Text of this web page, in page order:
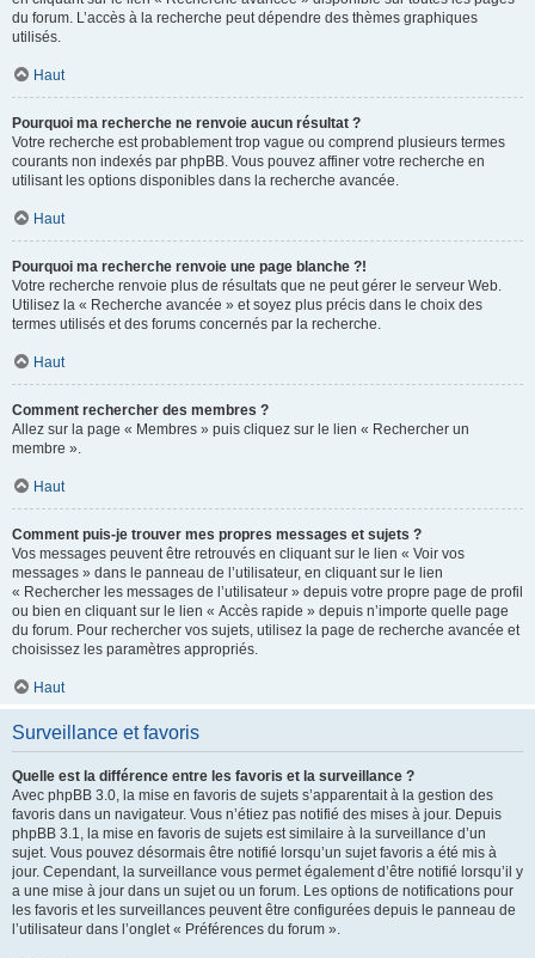
du forum. L’accès à la recherche peut dépendre des thèmes graphiques
utilisés.
Haut
Pourquoi ma recherche ne renvoie aucun résultat ?
Votre recherche est probablement trop vague ou comprend plusieurs termes
courants non indexés par phpBB. Vous pouvez affiner votre recherche en
utilisant les options disponibles dans la recherche avancée.
Haut
Pourquoi ma recherche renvoie une page blanche ?!
Votre recherche renvoie plus de résultats que ne peut gérer le serveur Web.
Utilisez la « Recherche avancée » et soyez plus précis dans le choix des
termes utilisés et des forums concernés par la recherche.
Haut
Comment rechercher des membres ?
Allez sur la page « Membres » puis cliquez sur le lien « Rechercher un
membre ».
Haut
Comment puis-je trouver mes propres messages et sujets ?
Vos messages peuvent être retrouvés en cliquant sur le lien « Voir vos
messages » dans le panneau de l’utilisateur, en cliquant sur le lien
« Rechercher les messages de l’utilisateur » depuis votre propre page de profil
ou bien en cliquant sur le lien « Accès rapide » depuis n’importe quelle page
du forum. Pour rechercher vos sujets, utilisez la page de recherche avancée et
choisissez les paramètres appropriés.
Haut
Surveillance et favoris
Quelle est la différence entre les favoris et la surveillance ?
Avec phpBB 3.0, la mise en favoris de sujets s’apparentait à la gestion des
favoris dans un navigateur. Vous n’étiez pas notifié des mises à jour. Depuis
phpBB 3.1, la mise en favoris de sujets est similaire à la surveillance d’un
sujet. Vous pouvez désormais être notifié lorsqu’un sujet favoris a été mis à
jour. Cependant, la surveillance vous permet également d’être notifié lorsqu’il y
a une mise à jour dans un sujet ou un forum. Les options de notifications pour
les favoris et les surveillances peuvent être configurées depuis le panneau de
l’utilisateur dans l’onglet « Préférences du forum ».